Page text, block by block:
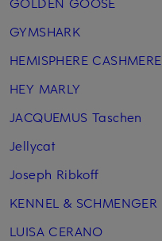
GYMSHARK
HEMISPHERE CASHMERE
HEY MARLY
JACQUEMUS Taschen
Jellycat
Joseph Ribkoff
KENNEL & SCHMENGER
LUISA CERANO